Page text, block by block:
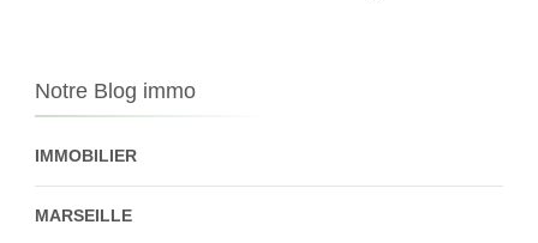
Notre Blog immo
IMMOBILIER
MARSEILLE